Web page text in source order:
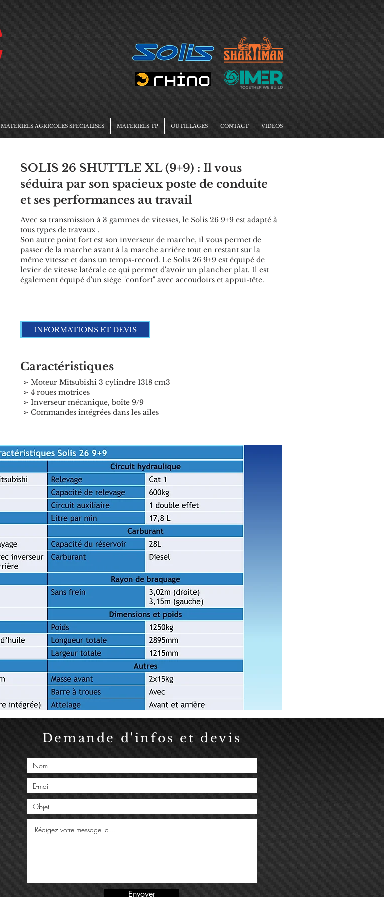
MATERIELS AGRICOLES SPECIALISES MATERIELS TP OUTILLAGES CONTACT VIDEOS
SOLIS 26 SHUTTLE XL (9+9) : Il vous
séduira par son spacieux poste de conduite
et ses performances au travail
Avec sa transmission à 3 gammes de vitesses, le Solis 26 9+9 est adapté à
tous types de travaux .
Son autre point fort est son inverseur de marche, il vous permet de
passer de la marche avant à la marche arrière tout en restant sur la
même vitesse et dans un temps-record. Le Solis 26 9+9 est équipé de
levier de vitesse latérale ce qui permet d'avoir un plancher plat. Il est
également équipé d'un siège "confort" avec accoudoirs et appui-tête.
INFORMATIONS ET DEVIS
Caractéristiques
➢ Moteur Mitsubishi 3 cylindre 1318 cm3
➢ 4 roues motrices
➢ Inverseur mécanique, boîte 9/9
➢ Commandes intégrées dans les ailes
Demande d'infos et devis
Envoyer